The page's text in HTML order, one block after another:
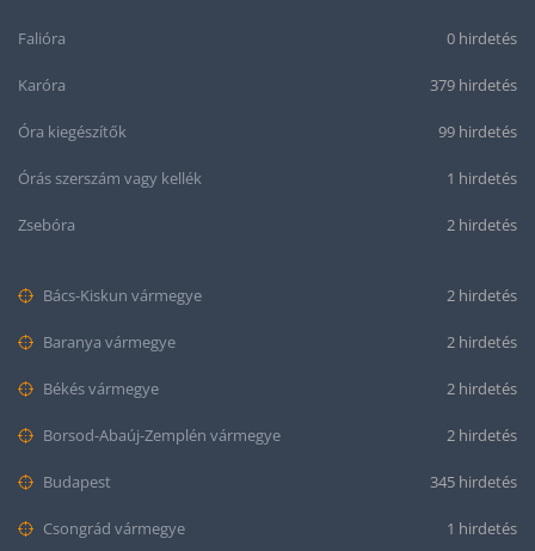
Falióra 0 hirdetés
Karóra 379 hirdetés
Óra kiegészítők 99 hirdetés
Órás szerszám vagy kellék 1 hirdetés
Zsebóra 2 hirdetés
Bács-Kiskun vármegye 2 hirdetés
Baranya vármegye 2 hirdetés
Békés vármegye 2 hirdetés
Borsod-Abaúj-Zemplén vármegye 2 hirdetés
Budapest 345 hirdetés
Csongrád vármegye 1 hirdetés